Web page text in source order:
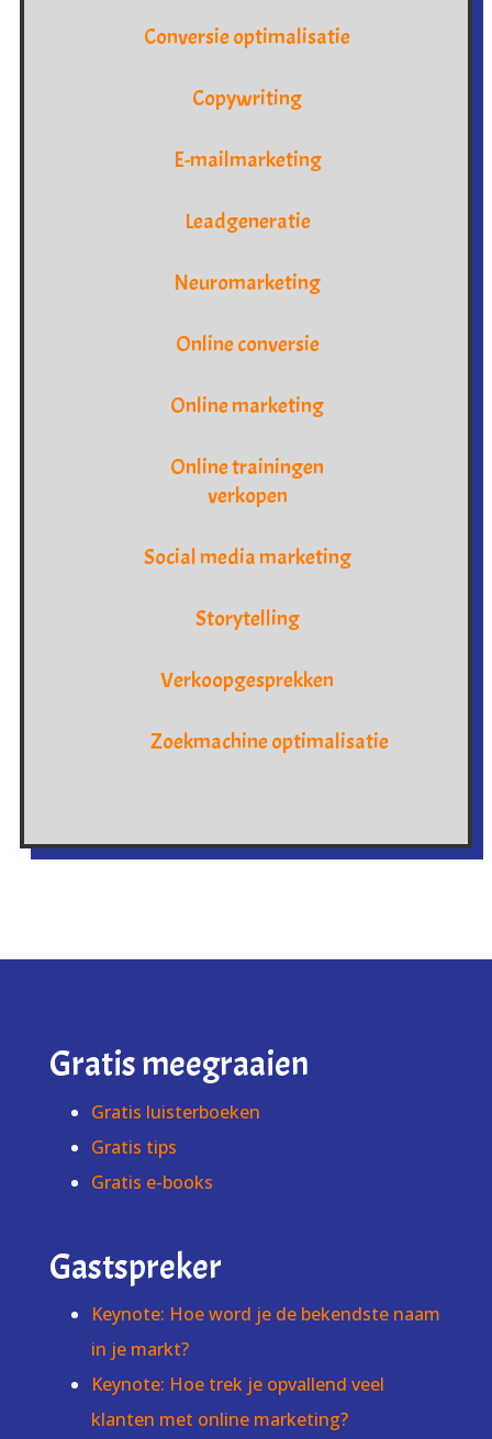
Conversie optimalisatie
Copywriting
E-mailmarketing
Leadgeneratie
Neuromarketing
Online conversie
Online marketing
Online trainingen
verkopen
Social media marketing
Storytelling
Verkoopgesprekken
Zoekmachine optimalisatie
Gratis meegraaien
Gratis luisterboeken
Gratis tips
Gratis e-books
Gastspreker
Keynote: Hoe word je de bekendste naam
in je markt?
Keynote: Hoe trek je opvallend veel
klanten met online marketing?